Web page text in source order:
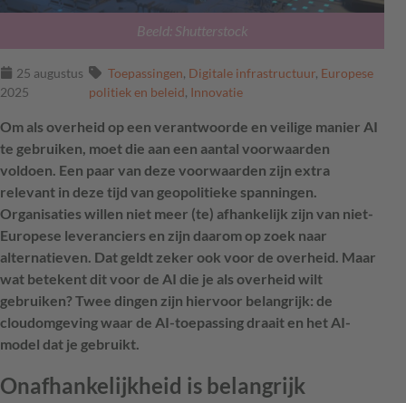
Beeld: Shutterstock
25 augustus
2025
Toepassingen, Digitale infrastructuur, Europese
politiek en beleid, Innovatie
Om als overheid op een verantwoorde en veilige manier AI
te gebruiken, moet die aan een aantal voorwaarden
voldoen. Een paar van deze voorwaarden zijn extra
relevant in deze tijd van geopolitieke spanningen.
Organisaties willen niet meer (te) afhankelijk zijn van niet-
Europese leveranciers en zijn daarom op zoek naar
alternatieven. Dat geldt zeker ook voor de overheid. Maar
wat betekent dit voor de AI die je als overheid wilt
gebruiken? Twee dingen zijn hiervoor belangrijk: de
cloudomgeving waar de AI-toepassing draait en het AI-
model dat je gebruikt.
Onafhankelijkheid is belangrijk